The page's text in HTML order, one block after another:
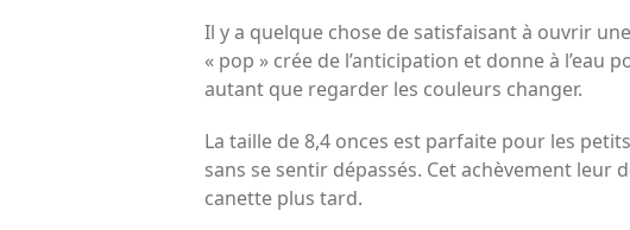
Il y a quelque chose de satisfaisant à ouvrir
« pop » crée de l’anticipation et donne à l’eau
autant que regarder les couleurs changer.
La taille de 8,4 onces est parfaite pour les
sans se sentir dépassés. Cet achèvement
canette plus tard.